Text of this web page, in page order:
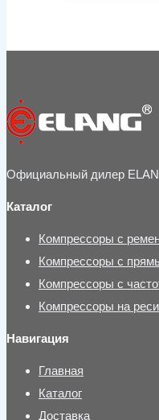
Официальный дилер
Каталог
Компрессоры с
Компрессоры с
Компрессоры с
Компрессоры на
Навигация
Главная
Каталог
Доставка